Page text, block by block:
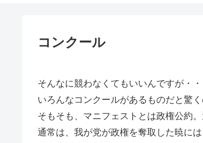
コンクール
そんなに競わなくてもいいんですが・・
いろんなコンクールがあるものだと驚
そもそも、マニフェストとは政権公約
通常は、我が党が政権を奪取した暁に